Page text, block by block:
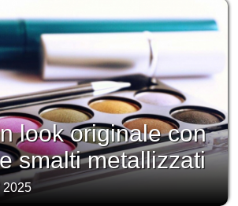
look originale con
smalti metallizzati
2025